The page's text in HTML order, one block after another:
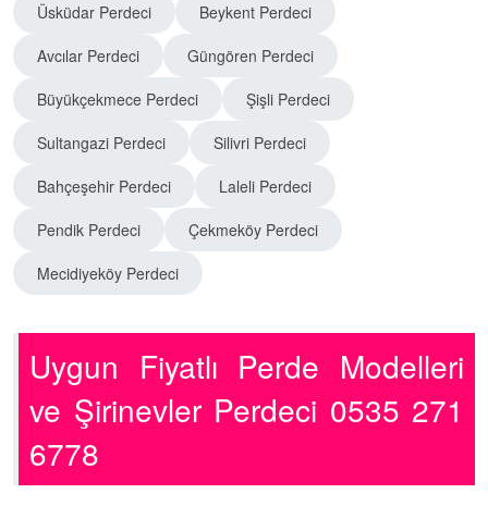
Üsküdar Perdeci
Beykent Perdeci
Avcılar Perdeci
Güngören Perdeci
Büyükçekmece Perdeci
Şişli Perdeci
Sultangazi Perdeci
Silivri Perdeci
Bahçeşehir Perdeci
Laleli Perdeci
Pendik Perdeci
Çekmeköy Perdeci
Mecidiyeköy Perdeci
Uygun Fiyatlı Perde Modelleri
ve Şirinevler Perdeci 0535 271
6778